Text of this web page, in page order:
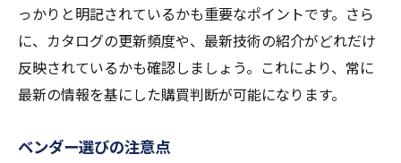
溶接技術者向けのカタログ活用事例
カタログを通じて技術を向上させる方法
実際の現場でのカタログ活用術
カタログを用いた技術者のスキルアップ
っかりと明記されているかも重要なポイントです。さら
に、カタログの更新頻度や、最新技術の紹介がどれだけ
反映されているかも確認しましょう。これにより、常に
最新の情報を基にした購買判断が可能になります。
ベンダー選びの注意点